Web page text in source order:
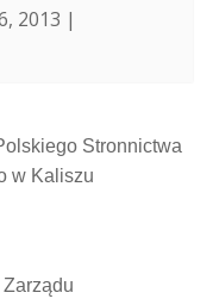
2013 |
Stronnictwa
w Kaliszu
Zarządu